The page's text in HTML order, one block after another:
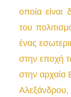
οποία είναι
του
ένας
στην εποχή
στην